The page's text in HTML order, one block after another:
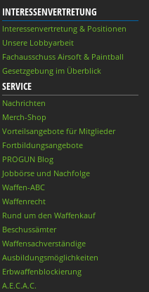
INTERESSENVERTRETUNG
Interessenvertretung & Positionen
Unsere Lobbyarbeit
Fachausschuss Airsoft & Paintball
Gesetzgebung im Überblick
SERVICE
Nachrichten
Merch-Shop
Vorteilsangebote für Mitglieder
Fortbildungsangebote
PROGUN Blog
Jobbörse und Nachfolge
Waffen-ABC
Waffenrecht
Rund um den Waffenkauf
Beschussämter
Waffensachverständige
Ausbildungsmöglichkeiten
Erbwaffenblockierung
A.E.C.A.C.